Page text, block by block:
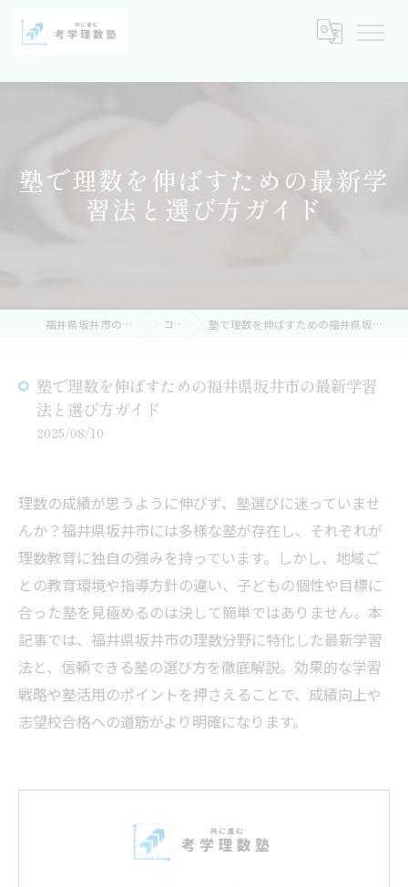
塾で理数を伸ばすための最新学
習法と選び方ガイド
福井県坂井市の塾なら考学理数塾 コラム 塾で理数を伸ばすための福井県坂井市の最新学習法と選び方ガイド
塾で理数を伸ばすための福井県坂井市の最新学習
法と選び方ガイド
2025/08/10
理数の成績が思うように伸びず、塾選びに迷っていませ
んか？福井県坂井市には多様な塾が存在し、それぞれが
理数教育に独自の強みを持っています。しかし、地域ご
との教育環境や指導方針の違い、子どもの個性や目標に
合った塾を見極めるのは決して簡単ではありません。本
記事では、福井県坂井市の理数分野に特化した最新学習
法と、信頼できる塾の選び方を徹底解説。効果的な学習
戦略や塾活用のポイントを押さえることで、成績向上や
志望校合格への道筋がより明確になります。